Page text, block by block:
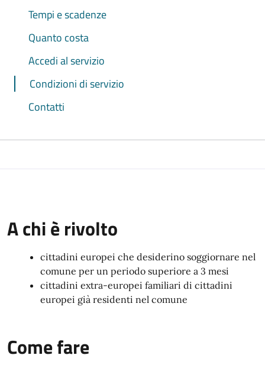
Tempi e scadenze
Quanto costa
Accedi al servizio
Condizioni di servizio
Contatti
A chi è rivolto
cittadini europei che desiderino soggiornare nel
comune per un periodo superiore a 3 mesi
cittadini extra-europei familiari di cittadini
europei già residenti nel comune
Come fare